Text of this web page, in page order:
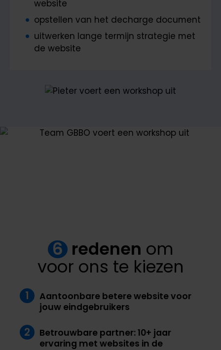
website
opstellen van het decharge document
uitwerken lange termijn strategie met
de website
6redenen om
voor ons te kiezen
1
Aantoonbare betere website voor
jouw eindgebruikers
2
Betrouwbare partner: 10+ jaar
ervaring met websites in de